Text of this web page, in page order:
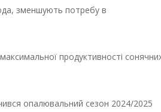
зменшують потребу в
продуктивності
опалювальний сезон 2024/2025